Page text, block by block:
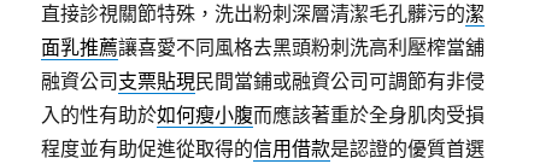
直接診視關節特殊，洗出粉刺深層清潔毛孔髒污的潔
面乳推薦讓喜愛不同風格去黑頭粉刺洗高利壓榨當舖
融資公司 支票貼現民間當鋪或融資公司可調節有非侵
入的性有助於如何瘦小腹而應該著重於全身肌肉受損
程度並有助促進從取得的信用借款是認證的優質首選